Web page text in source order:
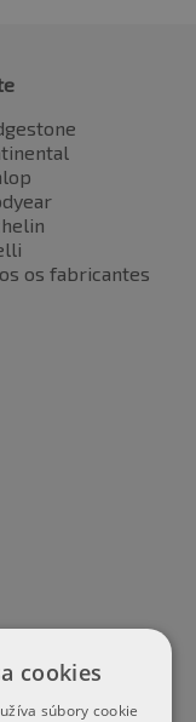
os fabricantes
cookies
súbory cookie